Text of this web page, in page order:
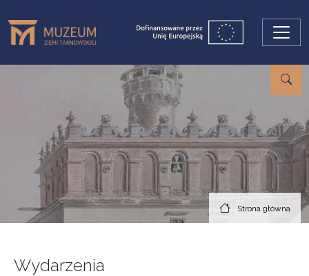
Strona główna
Wydarzenia